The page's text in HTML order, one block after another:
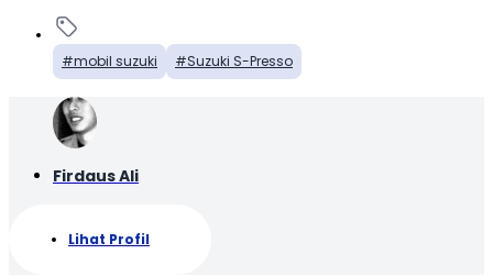
mobil suzuki Suzuki S-Presso
Firdaus Ali
Lihat Profil